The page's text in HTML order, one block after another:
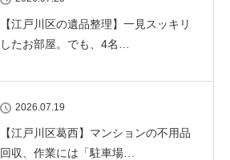
【江戸川区の遺品整理】一見スッキリ
したお部屋。でも、4名…
2026.07.19
【江戸川区葛西】マンションの不用品
回収、作業には「駐車場…